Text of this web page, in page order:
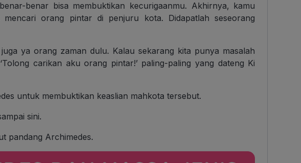
benar bisa membuktikan kecurigaanmu. Akhirnya, kamu
mencari orang pintar di penjuru kota. Didapatlah seseorang
ya orang zaman dulu. Kalau sekarang kita punya masalah
carikan aku orang pintar!’ paling-paling yang dateng Ki
untuk membuktikan keaslian mahkota tersebut.
sini.
pandang Archimedes.